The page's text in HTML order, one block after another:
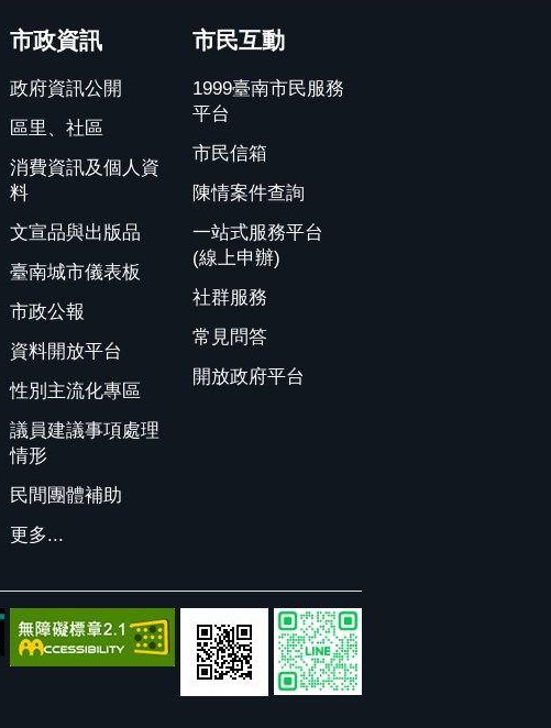
市政資訊
政府資訊公開
區里、社區
消費資訊及個人資
料
文宣品與出版品
臺南城市儀表板
市政公報
資料開放平台
性別主流化專區
議員建議事項處理
情形
民間團體補助
更多...
市民互動
1999臺南市民服務
平台
市民信箱
陳情案件查詢
一站式服務平台
(線上申辦)
社群服務
常見問答
開放政府平台